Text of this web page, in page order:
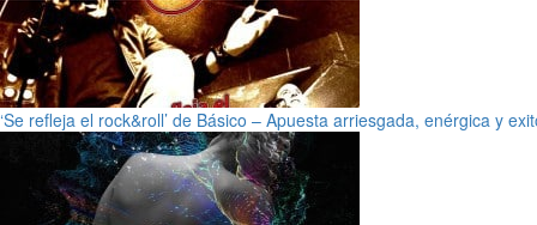
‘Se refleja el rock&roll’ de Básico – Apuesta arriesgada, enérgica y